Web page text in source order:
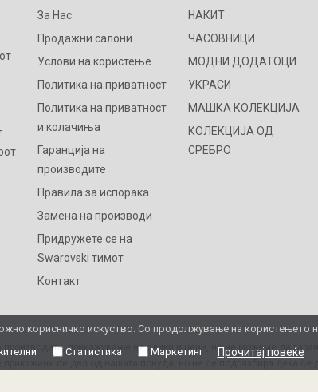
корисничко искуство. Со продолжување на користењето
Статистика Маркетинг Прочитај повеќе
За Нас
Продажни салони
Услови на користење
Политика на приватност
Политика на приватност
и колачиња
Гаранција на
производите
Правила за испорака
Замена на производи
Придружете се на
Swarovski тимот
Контакт
НАКИТ
ЧАСОВНИЦИ
МОДНИ ДОДАТОЦИ
УКРАСИ
МАШКА КОЛЕКЦИЈА
КОЛЕКЦИЈА ОД
СРЕБРО
прикажување на слики и цени, но не можеме да
се дел од нашата понуда, но не се подразбира дека се